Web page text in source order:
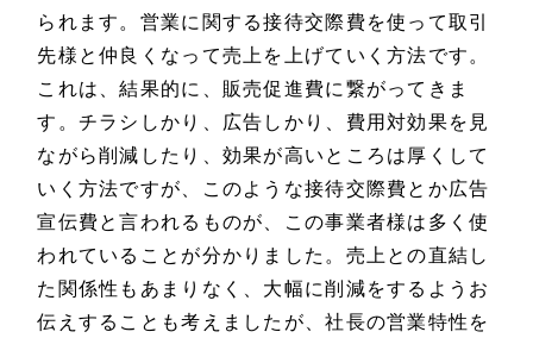
られます。営業に関する接待交際費を使って取引
先様と仲良くなって売上を上げていく方法です。
これは、結果的に、販売促進費に繋がってきま
す。チラシしかり、広告しかり、費用対効果を見
ながら削減したり、効果が高いところは厚くして
いく方法ですが、このような接待交際費とか広告
宣伝費と言われるものが、この事業者様は多く使
われていることが分かりました。売上との直結し
た関係性もあまりなく、大幅に削減をするようお
伝えすることも考えましたが、社長の営業特性を